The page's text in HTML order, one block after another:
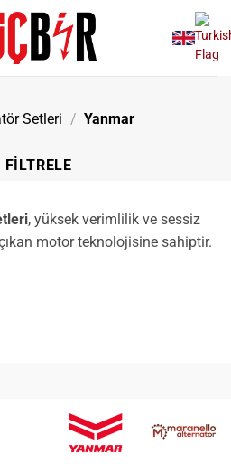
Setleri / Yanmar
FILTRELE
, yüksek verimlilik ve sessiz
motor teknolojisine sahiptir.